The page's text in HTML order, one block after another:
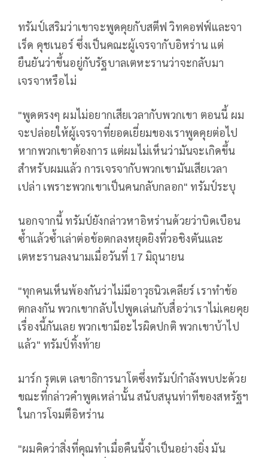
ทรัมป์เสริมว่าเขาจะพูดคุยกับสตีฟ วิทคอฟฟ์และจา
เร็ด คุชเนอร์ ซึ่งเป็นคณะผู้เจรจากับอิหร่าน แต่
ยืนยันว่าขึ้นอยู่กับรัฐบาลเตหะรานว่าจะกลับมา
เจรจาหรือไม่
"พูดตรงๆ ผมไม่อยากเสียเวลากับพวกเขา ตอนนี้ ผม
จะปล่อยให้ผู้เจรจาที่ยอดเยี่ยมของเราพูดคุยต่อไป
หากพวกเขาต้องการ แต่ผมไม่เห็นว่ามันจะเกิดขึ้น
สำหรับผมแล้ว การเจรจากับพวกเขามันเสียเวลา
เปล่า เพราะพวกเขาเป็นคนกลับกลอก" ทรัมป์ระบุ
นอกจากนี้ ทรัมป์ยังกล่าวหาอิหร่านด้วยว่าบิดเบือน
ซ้ำแล้วซ้ำเล่าต่อข้อตกลงหยุดยิงที่วอชิงตันและ
เตหะรานลงนามเมื่อวันที่ 17 มิถุนายน
"ทุกคนเห็นพ้องกันว่าไม่มีอาวุธนิวเคลียร์ เราทำข้อ
ตกลงกัน พวกเขากลับไปพูดเล่นกับสื่อว่าเราไม่เคยคุย
เรื่องนี้กันเลย พวกเขามีอะไรผิดปกติ พวกเขาบ้าไป
แล้ว" ทรัมป์ทิ้งท้าย
มาร์ก รุตเต เลขาธิการนาโตซึ่งทรัมป์กำลังพบปะด้วย
ขณะที่กล่าวคำพูดเหล่านั้น สนับสนุนท่าทีของสหรัฐฯ
ในการโจมตีอิหร่าน
"ผมคิดว่าสิ่งที่คุณทำเมื่อคืนนี้จำเป็นอย่างยิ่ง มัน